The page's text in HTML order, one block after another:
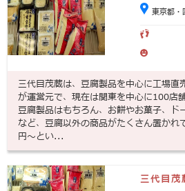
東京都・
三代目茂蔵は、豆腐製品を中心に工場直
が運営元で、現在は関東を中心に100店
豆腐製品はもちろん、お餅やお菓子、ド
など、豆腐以外の商品がたくさん置か
円～とい...
三代目